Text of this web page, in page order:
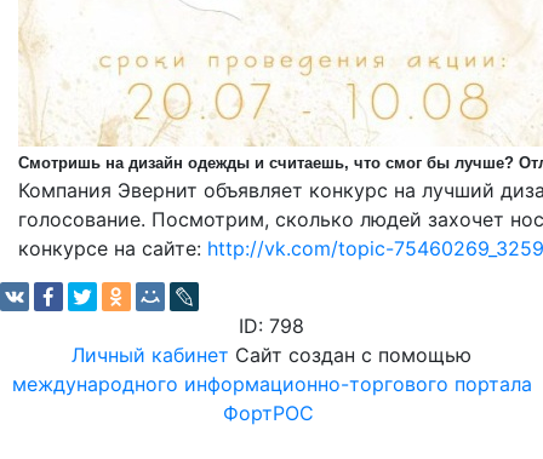
Смотришь на дизайн одежды и считаешь, что смог бы лучше?
Компания Эвернит объявляет конкурс на лучший
голосование. Посмотрим, сколько людей захочет
конкурсе на сайте: http://vk.com/topic-
ID: 798
Личный кабинет Сайт создан с помощью
международного информационно-торгового портала
ФортРОС